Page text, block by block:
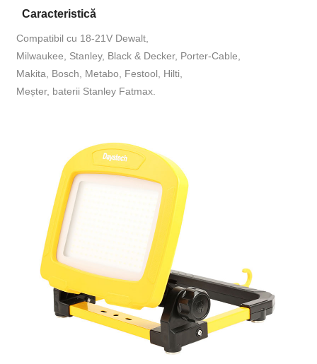
Caracteristică
Compatibil cu 18-21V Dewalt,
Milwaukee, Stanley, Black & Decker, Porter-Cable,
Makita, Bosch, Metabo, Festool, Hilti,
Meșter, baterii Stanley Fatmax.